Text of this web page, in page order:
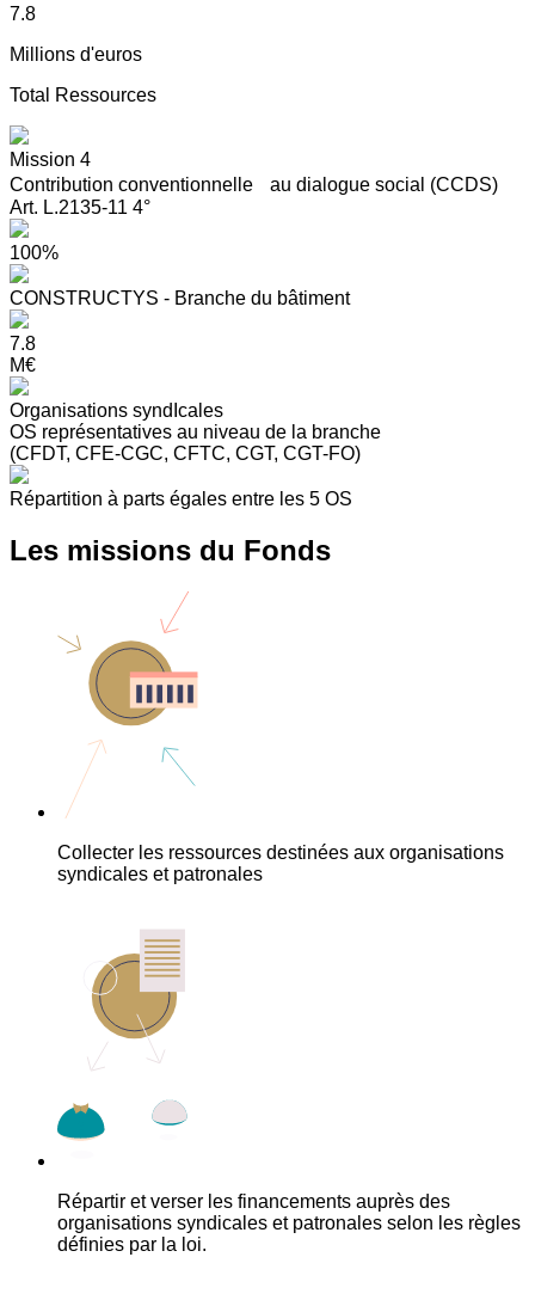
7.8
Millions d'euros
Total Ressources
Mission 4
Contribution conventionnelle au dialogue social (CCDS)
Art. L.2135-11 4°
100%
CONSTRUCTYS - Branche du bâtiment
7.8
M€
Organisations syndIcales
OS représentatives au niveau de la branche
(CFDT, CFE-CGC, CFTC, CGT, CGT-FO)
Répartition à parts égales entre les 5 OS
Les missions du Fonds
Collecter les ressources destinées aux organisations
syndicales et patronales
Répartir et verser les financements auprès des
organisations syndicales et patronales selon les règles
définies par la loi.